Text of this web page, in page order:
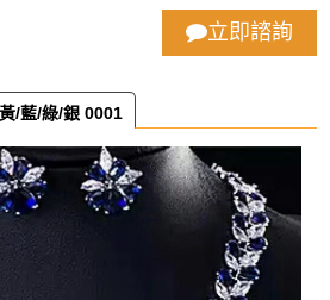
立即諮詢
/藍/綠/銀 0001